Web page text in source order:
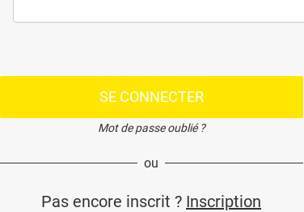
SE CONNECTER
Mot de passe oublié ?
ou
Pas encore inscrit ? Inscription